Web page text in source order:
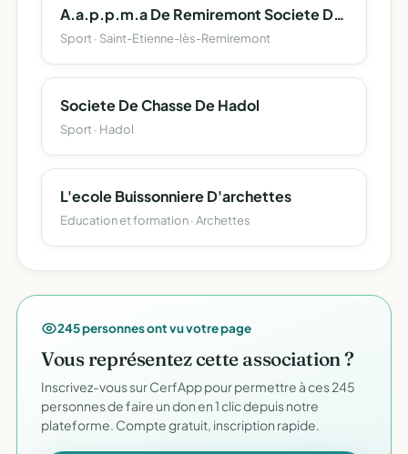
A.a.p.p.m.a De Remiremont Societe Des Pecheurs A La Ligne De Moselle-Moselotte De Remiremont
Sport · Saint-Etienne-lès-Remiremont
Societe De Chasse De Hadol
Sport · Hadol
L'ecole Buissonniere D'archettes
Education et formation · Archettes
245 personnes ont vu votre page
Vous représentez cette association ?
Inscrivez-vous sur CerfApp pour permettre à ces 245
personnes de faire un don en 1 clic depuis notre
plateforme. Compte gratuit, inscription rapide.